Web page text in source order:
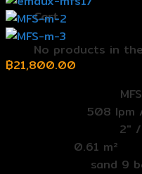
Cart
No products in
฿21,800.00
508 lpm
2″
0.61 m²
sand 9